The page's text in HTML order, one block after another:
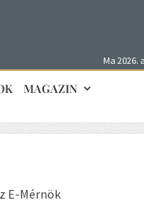
Ma 2026.
MAGAZIN
E-Mérnök